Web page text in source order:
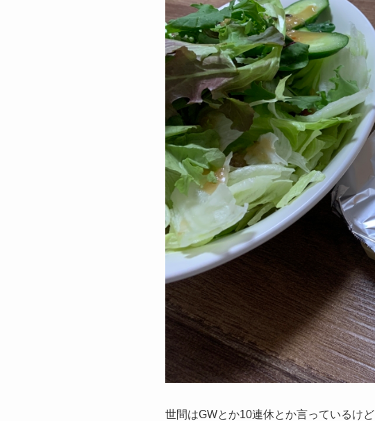
世間はGWとか10連休とか言っているけど